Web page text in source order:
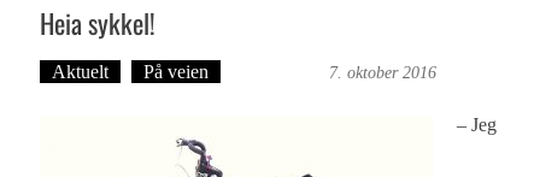
Heia sykkel!
Aktuelt På veien 7. oktober 2016
– Jeg